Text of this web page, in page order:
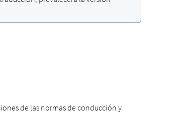
de las normas de conducción y